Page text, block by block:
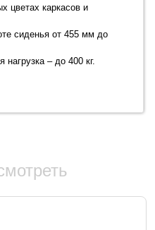
цветах каркасов и
сиденья от 455 мм до
– до 400 кг.